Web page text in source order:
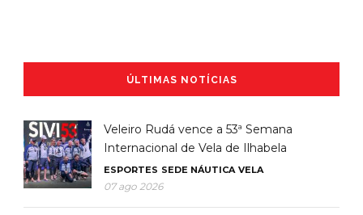
ÚLTIMAS NOTÍCIAS
Veleiro Rudá vence a 53ª Semana
Internacional de Vela de Ilhabela
ESPORTES SEDE NÁUTICA VELA
07 ago 2026